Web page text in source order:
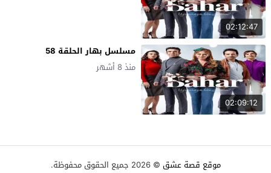
02:12:47
02:09:12
مسلسل بهار الحلقة 58
منذ 8 أشهر
موقع قصة عشق © 2026 جميع الحقوق محفوظة.